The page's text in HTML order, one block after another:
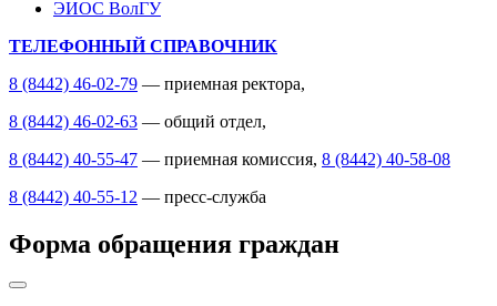
ЭИОС ВолГУ
ТЕЛЕФОННЫЙ СПРАВОЧНИК
8 (8442) 46-02-79 — приемная ректора,
8 (8442) 46-02-63 — общий отдел,
8 (8442) 40-55-47 — приемная комиссия, 8 (8442) 40-58-08
8 (8442) 40-55-12 — пресс-служба
Форма обращения граждан